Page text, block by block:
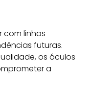
linhas
futuras.
os óculos
a